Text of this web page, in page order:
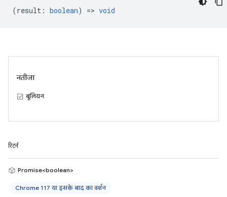
(result : boolean) => void
नतीजा
बूलियन
रिटर्न
Promise<boolean>
Chrome 117 या इसके बाद का वर्शन